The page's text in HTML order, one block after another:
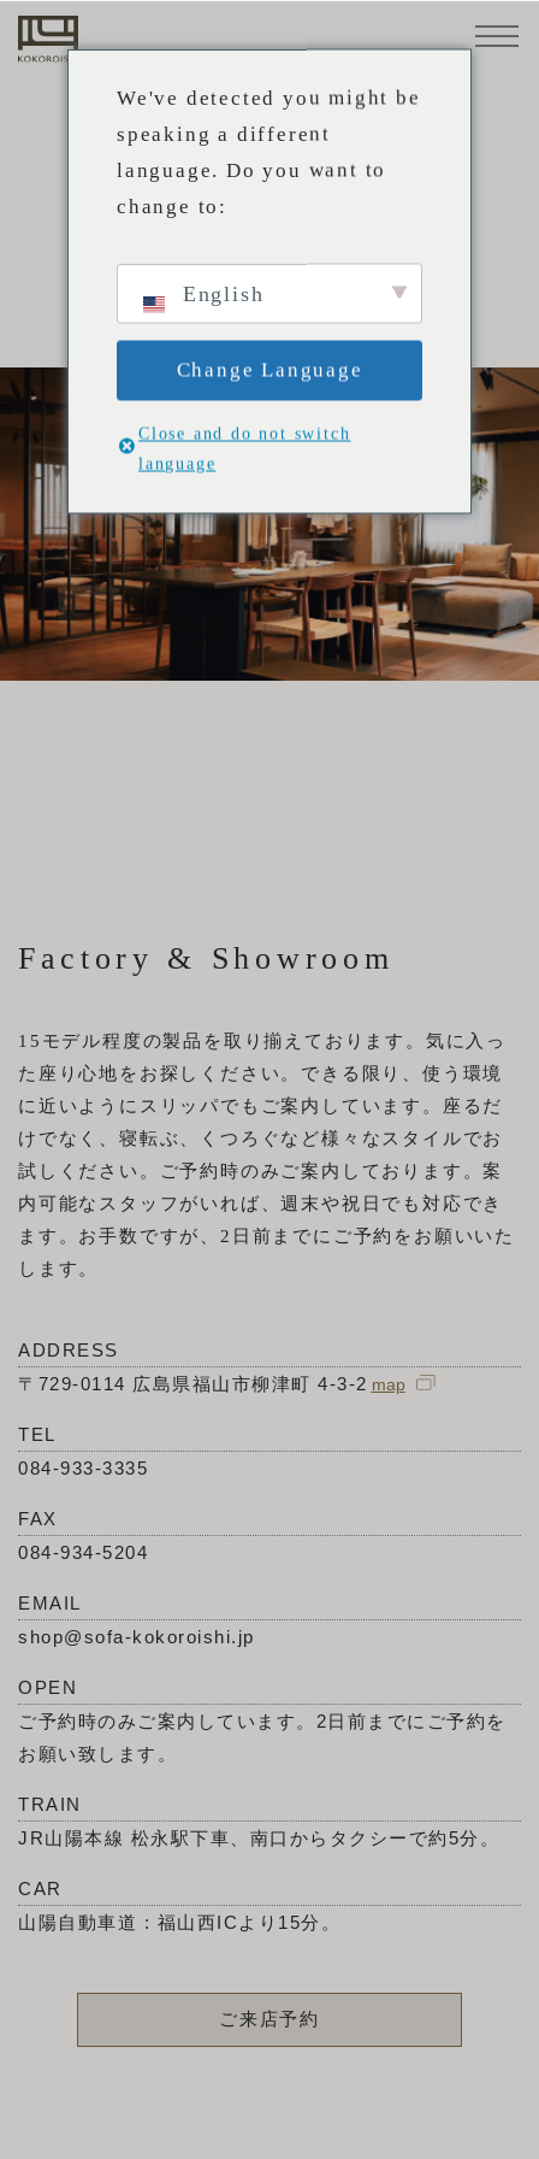
LINE
CUSTOM-
MADE
LINE
ソ
フ
の
選
び
方
注
方
構
用品
くり
いて
容
ナー企
採用情
報
張替
え・修
メンテ
ナンス
プロ向
取扱店
舗
直営店
約
事例
メンテ
ナンス
特注ソ
お知ら
せ
採用情
報
プロダクト
STANDARD LINE
CUSTOM-MADE LINE
ソファの選び方
注文方法
革
布
構造
小物・メンテナンス用品
心石工芸について
業務内容
パートナー企業
採用情報
サポート
張替え・修理
メンテナンス方法
プロ向けサービス
取扱店
直営店
来店予約
事例
事例
メンテナンス事例
特注ソファ
サンプル
ニュース
FACEBOOK
特定商取引に基づく表示
直営店
Factory & Showroom
15モデル程度の製品を取り揃えております。気に入っ
た座り心地をお探しください。できる限り、使う環境
に近いようにスリッパでもご案内しています。座るだ
けでなく、寝転ぶ、くつろぐなど様々なスタイルでお
試しください。ご予約時のみご案内しております。案
内可能なスタッフがいれば、週末や祝日でも対応でき
ます。お手数ですが、2日前までにご予約をお願いいた
します。
ADDRESS
〒729-0114 広島県福山市柳津町 4-3-2
TEL
084-933-3335
FAX
084-934-5204
EMAIL
shop@sofa-kokoroishi.jp
OPEN
ご予約時のみご案内しています。2日前までにご予約を
お願い致します。
TRAIN
JR山陽本線 松永駅下車、南口からタクシーで約5分。
CAR
山陽自動車道 : 福山西ICより15分。
ご来店予約
We've detected you might be
speaking a different
language. Do you want to
change to:
English
Change Language
Close and do not switch
language